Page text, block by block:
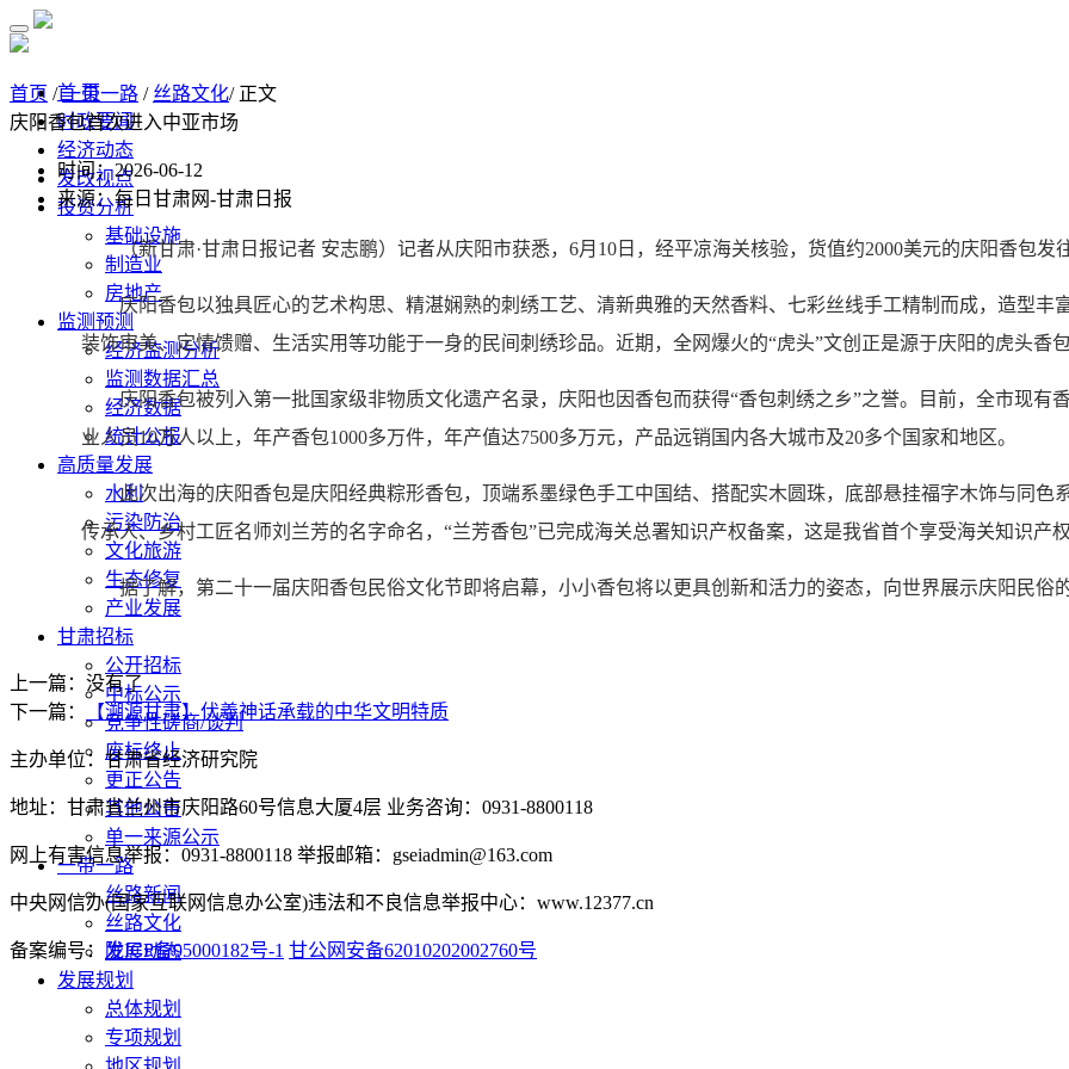
首 页
时政要闻
经济动态
发改视点
投资分析
基础设施
制造业
房地产
监测预测
经济监测分析
监测数据汇总
经济数据
统计公报
高质量发展
水利
污染防治
文化旅游
生态修复
产业发展
甘肃招标
公开招标
中标公示
竞争性磋商/谈判
废标终止
更正公告
其他公告
单一来源公示
一带一路
丝路新闻
丝路文化
发展动态
发展规划
总体规划
专项规划
首页 /一带一路 / 丝路文化/ 正文
庆阳香包首次进入中亚市场
时间：2026-06-12
来源：每日甘肃网-甘肃日报
（新甘肃·甘肃日报记者 安志鹏）记者从庆阳市获悉，6月10日，经平凉海关核验，货值约2000美元的庆阳香包发
庆阳香包以独具匠心的艺术构思、精湛娴熟的刺绣工艺、清新典雅的天然香料、七彩丝线手工精制而成，造型丰
装饰审美、定情馈赠、生活实用等功能于一身的民间刺绣珍品。近期，全网爆火的“虎头”文创正是源于庆阳的虎头香包
庆阳香包被列入第一批国家级非物质文化遗产名录，庆阳也因香包而获得“香包刺绣之乡”之誉。目前，全市现有
业人员10万人以上，年产香包1000多万件，年产值达7500多万元，产品远销国内各大城市及20多个国家和地区。
此次出海的庆阳香包是庆阳经典粽形香包，顶端系墨绿色手工中国结、搭配实木圆珠，底部悬挂福字木饰与同色
传承人、乡村工匠名师刘兰芳的名字命名，“兰芳香包”已完成海关总署知识产权备案，这是我省首个享受海关知识产
据了解，第二十一届庆阳香包民俗文化节即将启幕，小小香包将以更具创新和活力的姿态，向世界展示庆阳民俗的
上一篇：没有了
下一篇：
【溯源甘肃】伏羲神话承载的中华文明特质
主办单位：甘肃省经济研究院
地址：甘肃省兰州市庆阳路60号信息大厦4层 业务咨询：0931-8800118
网上有害信息举报：0931-8800118 举报邮箱：gseiadmin@163.com
中央网信办(国家互联网信息办公室)违法和不良信息举报中心：www.12377.cn
备案编号： 陇ICP备05000182号-1 甘公网安备62010202002760号